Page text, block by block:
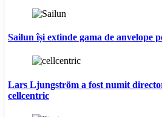
Sailun își extinde gama de anvelope
Lars Ljungström a fost numit
cellcentric